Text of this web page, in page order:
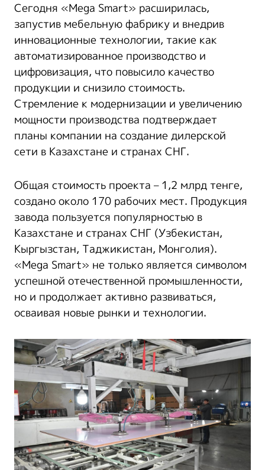
Сегодня «Mega Smart» расширилась,
запустив мебельную фабрику и внедрив
инновационные технологии, такие как
автоматизированное производство и
цифровизация, что повысило качество
продукции и снизило стоимость.
Стремление к модернизации и увеличению
мощности производства подтверждает
планы компании на создание дилерской
сети в Казахстане и странах СНГ.
Общая стоимость проекта – 1,2 млрд тенге,
создано около 170 рабочих мест. Продукция
завода пользуется популярностью в
Казахстане и странах СНГ (Узбекистан,
Кыргызстан, Таджикистан, Монголия).
«Mega Smart» не только является символом
успешной отечественной промышленности,
но и продолжает активно развиваться,
осваивая новые рынки и технологии.